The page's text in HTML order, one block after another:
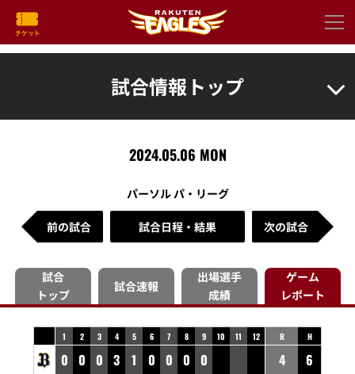
試合情報トップ
2024.05.06 MON
パーソル パ・リーグ
前の試合 試合日程・結果 次の試合
試合
トップ
試合速報
出場選手
成績
ゲーム
レポート
1 2 3 4 5 6 7 8 9 10 11 12
0 0 0 3 1 0 0 0 0
R H
4
6